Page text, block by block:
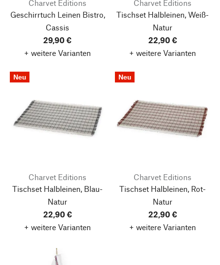
Charvet Editions
Geschirrtuch Leinen Bistro,
Cassis
29,90 €
+ weitere Varianten
Charvet Editions
Tischset Halbleinen, Weiß-
Natur
22,90 €
+ weitere Varianten
Neu
Charvet Editions
Tischset Halbleinen, Blau-
Natur
22,90 €
+ weitere Varianten
Neu
Charvet Editions
Tischset Halbleinen, Rot-
Natur
22,90 €
+ weitere Varianten